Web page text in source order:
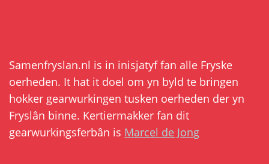
Samenfryslan.nl is in inisjatyf fan alle Fryske
oerheden. It hat it doel om yn byld te bringen
hokker gearwurkingen tusken oerheden der yn
Fryslân binne. Kertiermakker fan dit
gearwurkingsferbân is Marcel de Jong